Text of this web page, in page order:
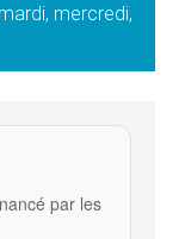
mercredi,
par les